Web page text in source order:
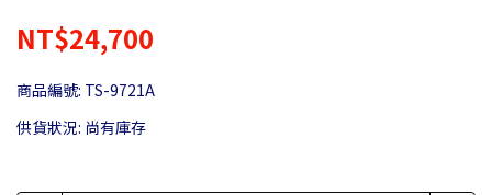
NT$24,700
商品編號: TS-9721A
供貨狀況: 尚有庫存